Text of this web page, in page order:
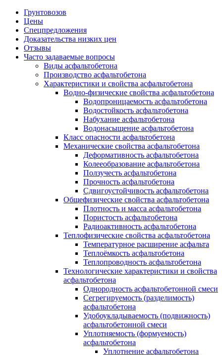
Грунтовозов
Цены
Спецпредложения
Доказательства низких цен
Отзывы
Часто задаваемые вопросы
Виды асфальтобетона
Производство асфальтобетона
Характеристики и свойства асфальтобетона
Водно-физические свойства асфальтобетона
Водопроницаемость асфальтобетона
Водостойкость асфальтобетона
Набухание асфальтобетона
Водонасыщение асфальтобетона
Класс опасности асфальтобетона
Механические свойства асфальтобетона
Деформативность асфальтобетона
Колееобразование асфальтобетона
Ползучесть асфальтобетона
Прочность асфальтобетона
Сдвигоустойчивость асфальтобетона
Общефизические свойства асфальтобетона
Плотность и масса асфальтобетона
Пористость асфальтобетона
Радиоактивность асфальтобетона
Теплофизические свойства асфальтобетона
Температурное расширение асфальта
Теплоёмкость асфальтобетона
Теплопроводность асфальтобетона
Технологические характеристики и свойства
асфальтобетона
Однородность асфальтобетонной смеси
Сегрегируемость (разделимость)
асфальтобетона
Удобоукладываемость (подвижность)
асфальтобетонной смеси
Уплотняемость (формуемость)
асфальтобетона
Уплотнение асфальтобетона